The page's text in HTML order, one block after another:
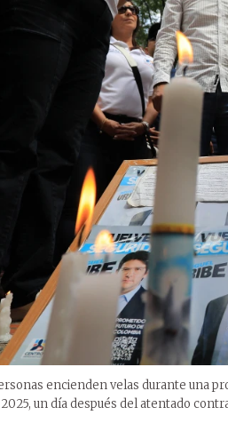
encienden velas durante una
un día después del atentado